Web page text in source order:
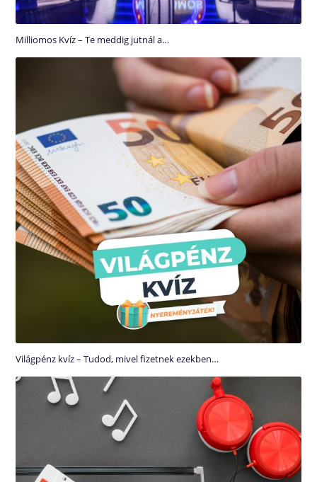
Milliomos Kvíz – Te meddig jutnál a…
Világpénz kvíz – Tudod, mivel fizetnek ezekben…